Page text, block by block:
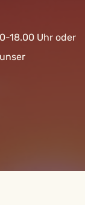
18.00 Uhr oder